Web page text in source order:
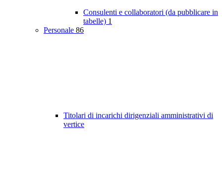
Consulenti e collaboratori (da pubblicare in
tabelle) 1
Personale 86
Titolari di incarichi dirigenziali amministrativi di
vertice